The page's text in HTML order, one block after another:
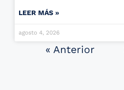
LEER MÁS »
agosto 4, 2026
« Anterior